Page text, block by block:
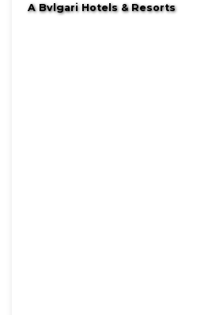
A Bvlgari Hotels & Resorts